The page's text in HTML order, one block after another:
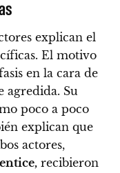
explican el
El motivo
en la cara de
agredida. Su
poco a poco
explican que
actores,
recibieron